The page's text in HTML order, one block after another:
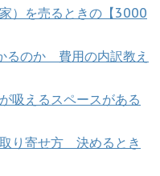
）を売るときの【3000
るのか 費用の内訳教え
吸えるスペースがある
り寄せ方 決めるとき